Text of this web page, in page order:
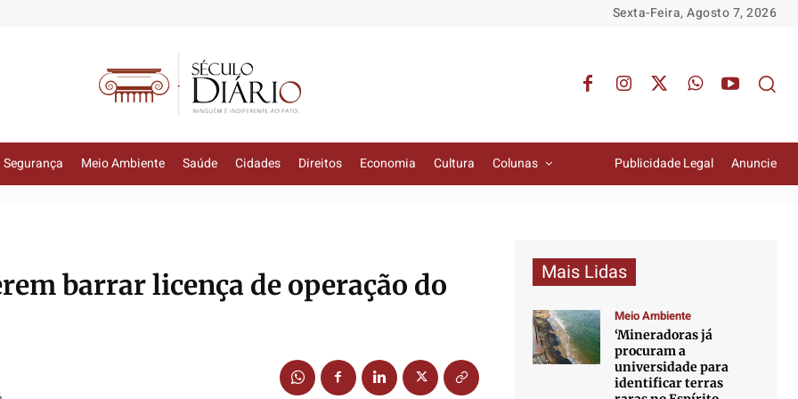
Sexta-Feira, Agosto 7, 2026
Segurança Meio Ambiente Saúde Cidades Direitos Economia Cultura Colunas Publicidade Legal Anuncie
barrar licença de operação do
Mais Lidas
Meio Ambiente
‘Mineradoras já
procuram a
universidade para
identificar terras